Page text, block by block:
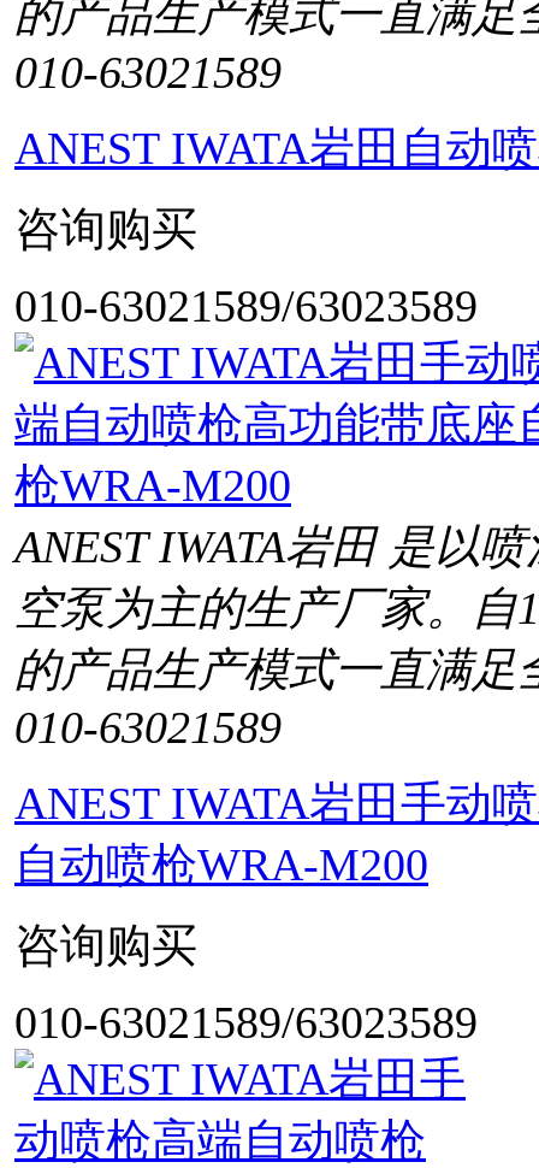
的产品生产模式一直满足
010-63021589
ANEST IWATA岩田自动
咨询购买
010-63021589/63023589
ANEST IWATA岩田 是以
空泵为主的生产厂家。自
的产品生产模式一直满足
010-63021589
ANEST IWATA岩田手动
自动喷枪WRA-M200
咨询购买
010-63021589/63023589